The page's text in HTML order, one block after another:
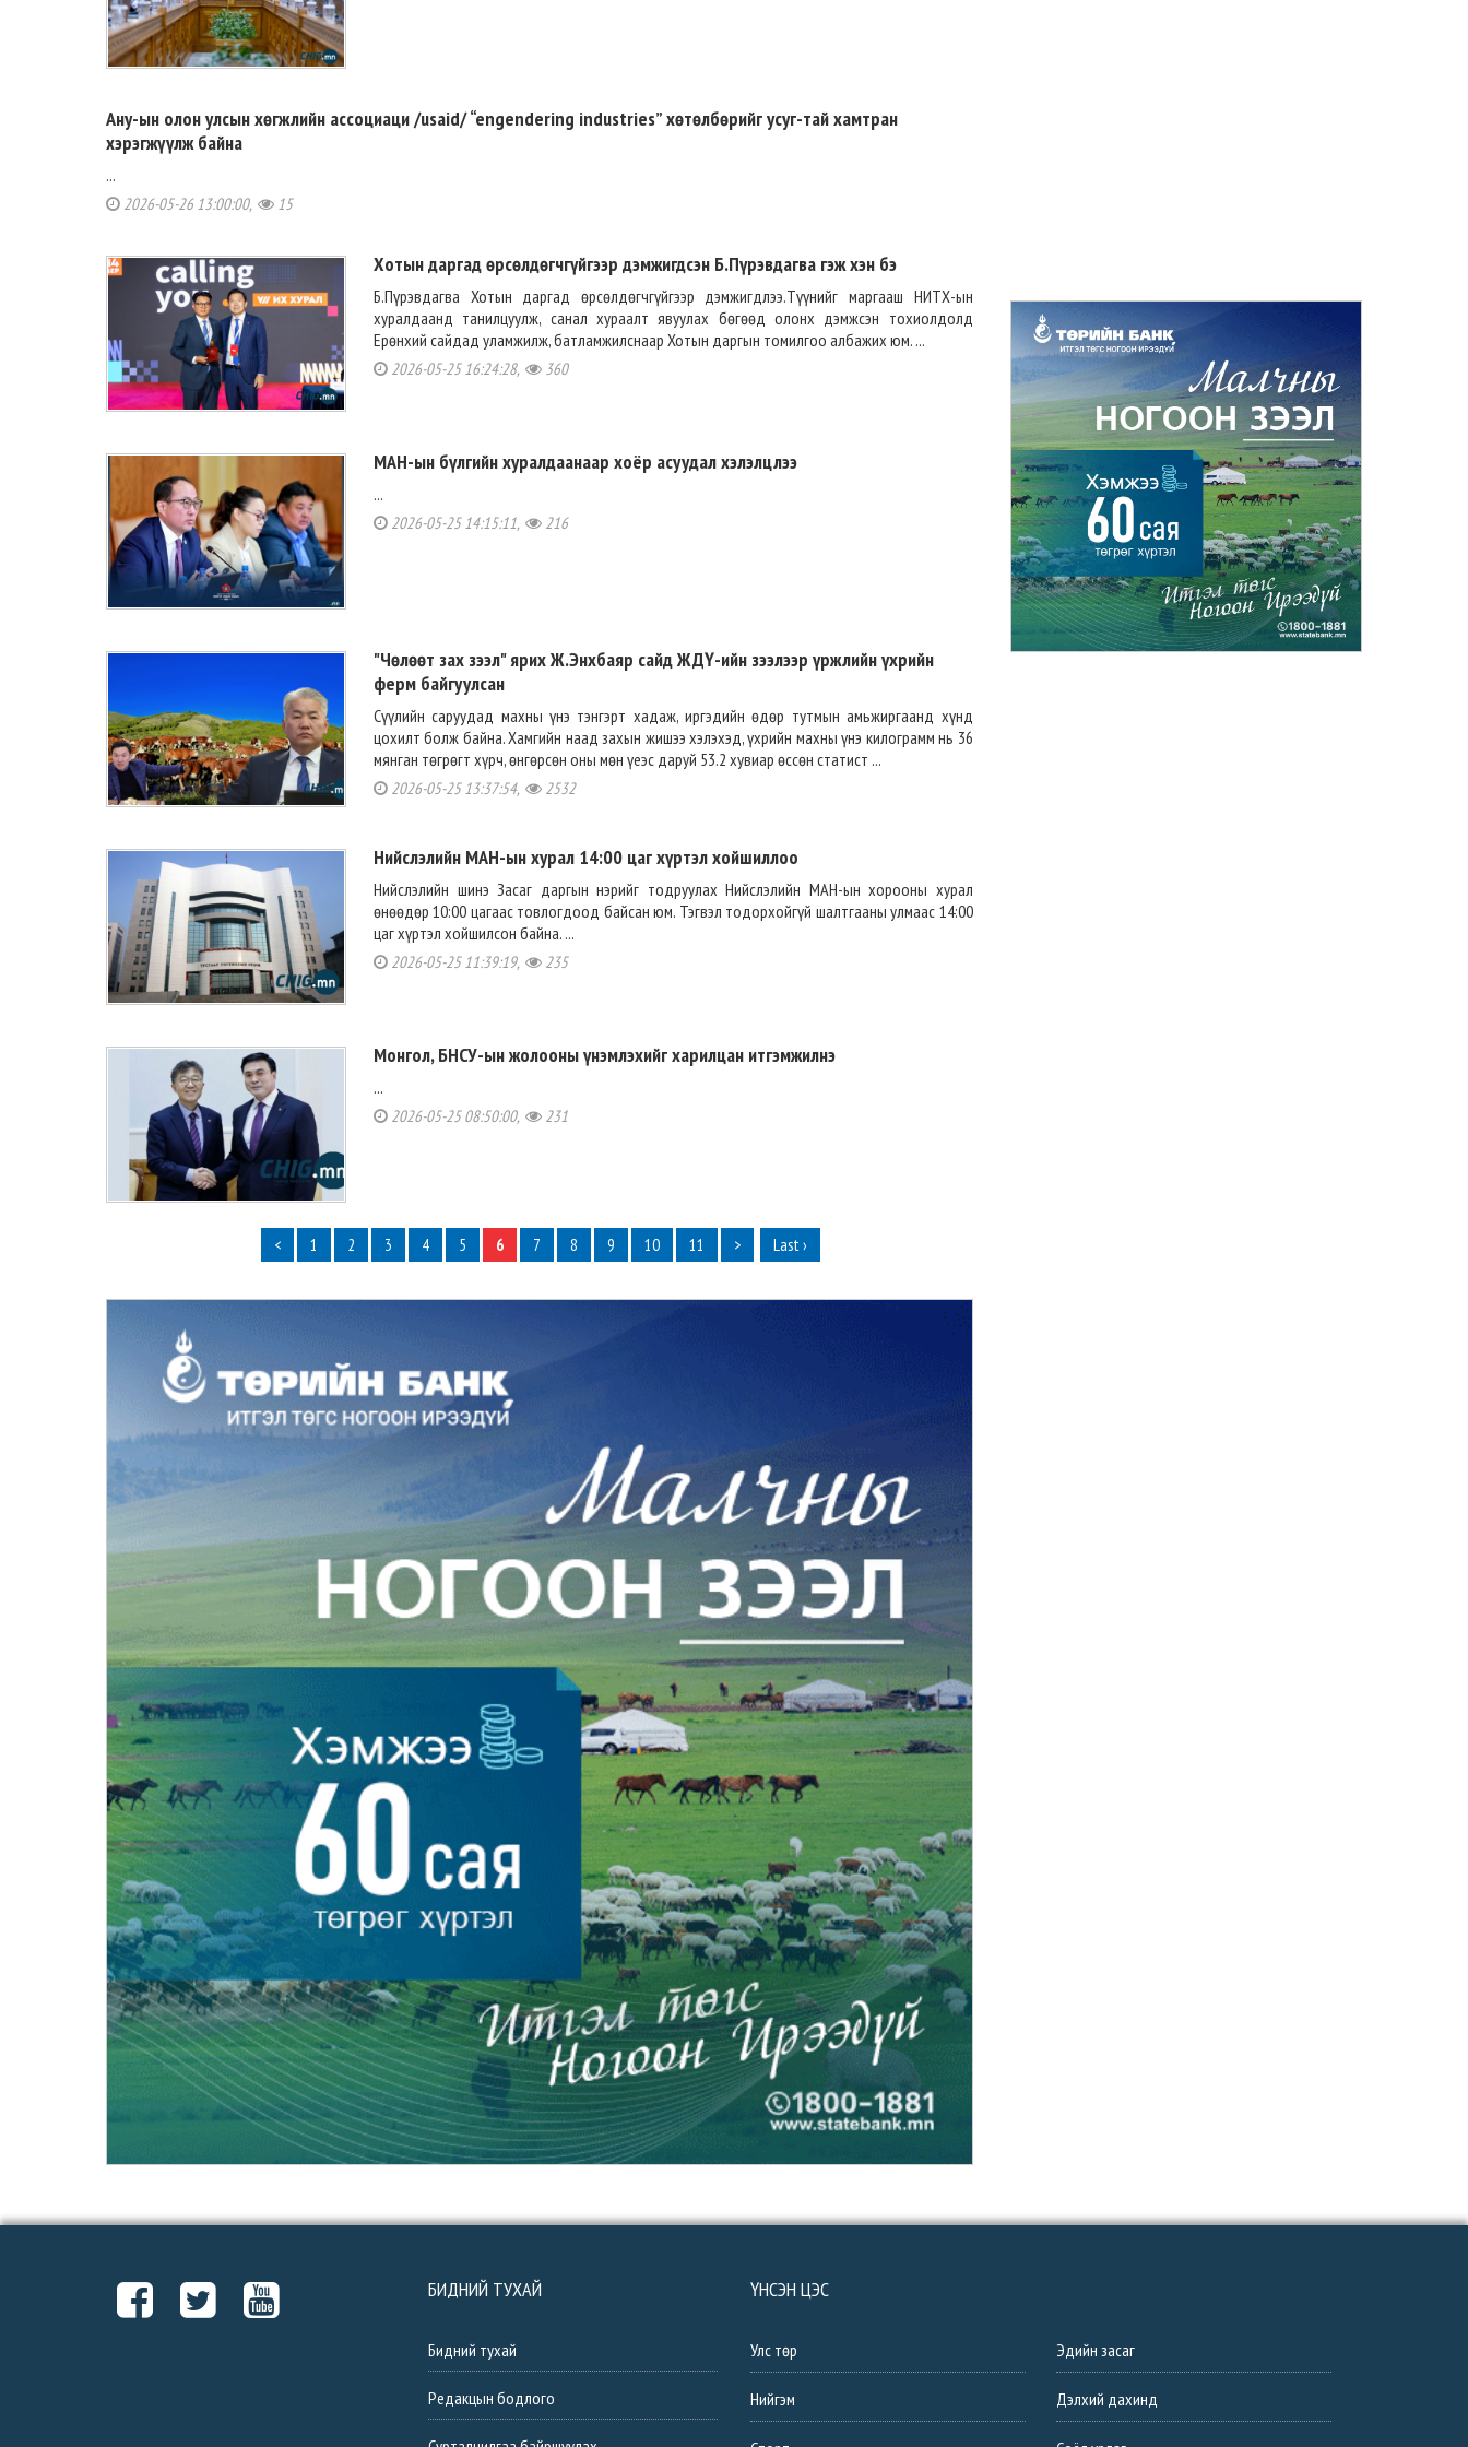
Ану-ын олон улсын хөгжлийн ассоциаци /usaid/ “engendering industries” хөтөлбөрийг усуг-тай хамтран
хэрэгжүүлж байна
...
2026-05-26 13:00:00, 15
Хотын даргад өрсөлдөгчгүйгээр дэмжигдсэн Б.Пүрэвдагва гэж хэн бэ
Б.Пүрэвдагва Хотын даргад өрсөлдөгчгүйгээр дэмжигдлээ.Түүнийг маргааш НИТХ-ын
хуралдаанд танилцуулж, санал хураалт явуулах бөгөөд олонх дэмжсэн тохиолдолд
Ерөнхий сайдад уламжилж, батламжилснаар Хотын даргын томилгоо албажих юм. ...
2026-05-25 16:24:28, 360
МАН-ын бүлгийн хуралдаанаар хоёр асуудал хэлэлцлээ
...
2026-05-25 14:15:11, 216
"Чөлөөт зах зээл" ярих Ж.Энхбаяр сайд ЖДҮ-ийн зээлээр үржлийн үхрийн
ферм байгуулсан
Сүүлийн саруудад махны үнэ тэнгэрт хадаж, иргэдийн өдөр тутмын амьжиргаанд хүнд
цохилт болж байна. Хамгийн наад захын жишээ хэлэхэд, үхрийн махны үнэ килограмм нь 36
мянган төгрөгт хүрч, өнгөрсөн оны мөн үеэс даруй 53.2 хувиар өссөн статист ...
2026-05-25 13:37:54, 2532
Нийслэлийн МАН-ын хурал 14:00 цаг хүртэл хойшиллоо
Нийслэлийн шинэ Засаг даргын нэрийг тодруулах Нийслэлийн МАН-ын хорооны хурал
өнөөдөр 10:00 цагаас товлогдоод байсан юм. Тэгвэл тодорхойгүй шалтгааны улмаас 14:00
цаг хүртэл хойшилсон байна. ...
2026-05-25 11:39:19, 235
Монгол, БНСУ-ын жолооны үнэмлэхийг харилцан итгэмжилнэ
...
2026-05-25 08:50:00, 231
< 1 2 3 4 5 6 7 8 9 10 11 > Last ›
БИДНИЙ ТУХАЙ
Бидний тухай
Редакцын бодлого
ҮНСЭН ЦЭС
Улс төр Эдийн засаг
Нийгэм Дэлхий дахинд